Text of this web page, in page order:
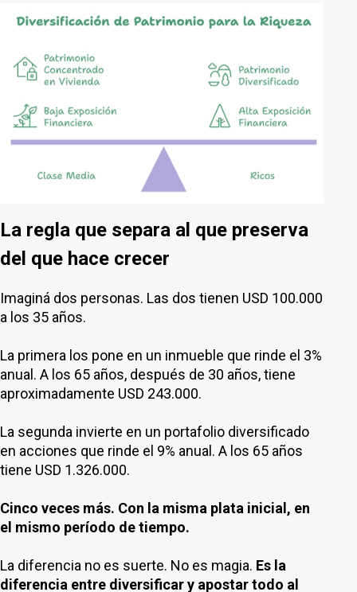
La regla que separa al que preserva
del que hace crecer
Imaginá dos personas. Las dos tienen USD 100.000
a los 35 años.
La primera los pone en un inmueble que rinde el 3%
anual. A los 65 años, después de 30 años, tiene
aproximadamente USD 243.000.
La segunda invierte en un portafolio diversificado
en acciones que rinde el 9% anual. A los 65 años
tiene USD 1.326.000.
Cinco veces más. Con la misma plata inicial, en
el mismo período de tiempo.
La diferencia no es suerte. No es magia. Es la
diferencia entre diversificar y apostar todo al